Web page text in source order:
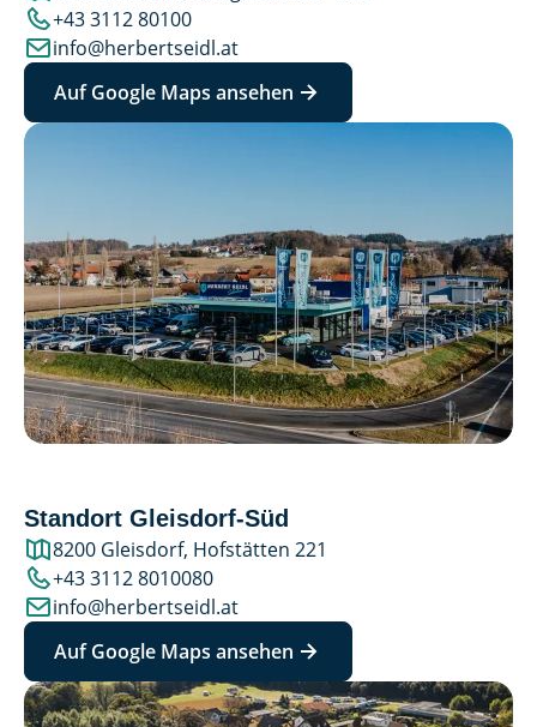
+43 3112 80100
info@herbertseidl.at
Auf Google Maps ansehen
Standort Gleisdorf-Süd
8200 Gleisdorf, Hofstätten 221
+43 3112 8010080
info@herbertseidl.at
Auf Google Maps ansehen